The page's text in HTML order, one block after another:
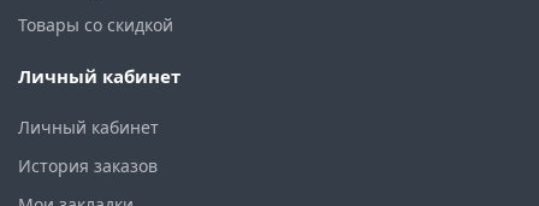
Товары со скидкой
Личный кабинет
Личный кабинет
История заказов